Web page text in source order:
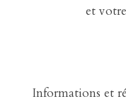
et
Informations et